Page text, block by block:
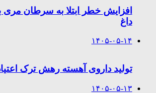
افزایش خطر ابتلا به سرطان مری
داغ
۱۴۰۵-۰۵-۱۴
تولید داروی آهسته رهش ترک
۱۴۰۵-۰۵-۱۳